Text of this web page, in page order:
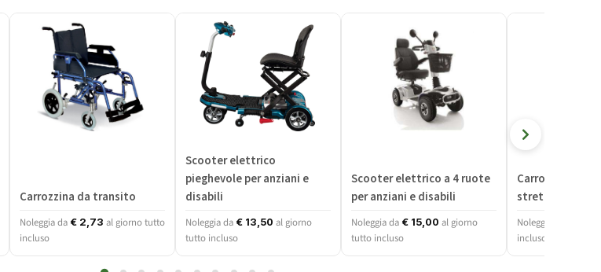
Carrozzina da transito
Noleggia da €2,73 al giorno tutto
incluso
Scooter elettrico
pieghevole per anziani e
disabili
Noleggia da €13,50 al giorno
tutto incluso
Scooter elettrico a 4 ruote
per anziani e disabili
Noleggia da €15,00 al giorno
tutto incluso
Carrozzina per
stretti
Noleggia da
incluso